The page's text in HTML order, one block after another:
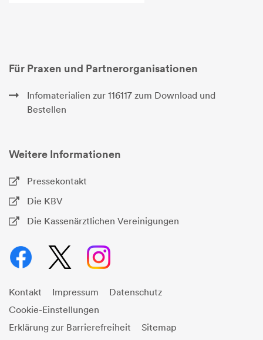
Für Praxen und Partnerorganisationen
Infomaterialien zur 116117 zum Download und
Bestellen
Weitere Informationen
Pressekontakt
Die KBV
Die Kassenärztlichen Vereinigungen
Kontakt Impressum
Datenschutz
Cookie-Einstellungen
Erklärung zur Barrierefreiheit
Sitemap